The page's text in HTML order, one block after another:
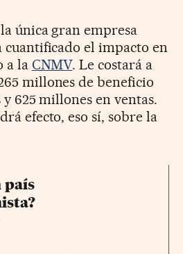
única gran empresa
cuantificado el impacto en
a la CNMV. Le costará a
millones de beneficio
625 millones en ventas.
efecto, eso sí, sobre la
país